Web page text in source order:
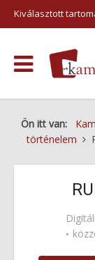
Kiválasztott
Ön itt van:
történelem